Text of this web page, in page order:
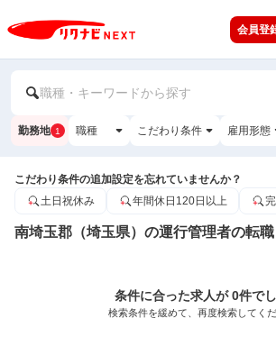
会員登
職種・キーワードから探す
勤務地 1 職種 こだわり条件 雇用形態
こだわり条件の追加設定を忘れていませんか？
土日祝休み
年間休日120日以上
南埼玉郡（埼玉県）の運行管理者の転
条件に合った求人が 0件で
検索条件を緩めて、再度検索してく